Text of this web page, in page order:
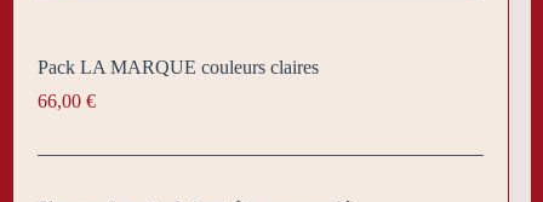
Pack LA MARQUE couleurs claires
66,00 €